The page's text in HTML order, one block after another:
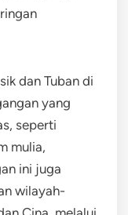
dan Tuban di
yang
seperti
mulia,
ini juga
wilayah-